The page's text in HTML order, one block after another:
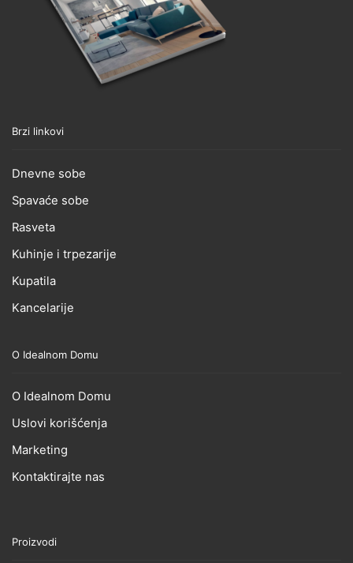
Brzi linkovi
Dnevne sobe
Spavaće sobe
Rasveta
Kuhinje i trpezarije
Kupatila
Kancelarije
O Idealnom Domu
O Idealnom Domu
Uslovi korišćenja
Marketing
Kontaktirajte nas
Proizvodi